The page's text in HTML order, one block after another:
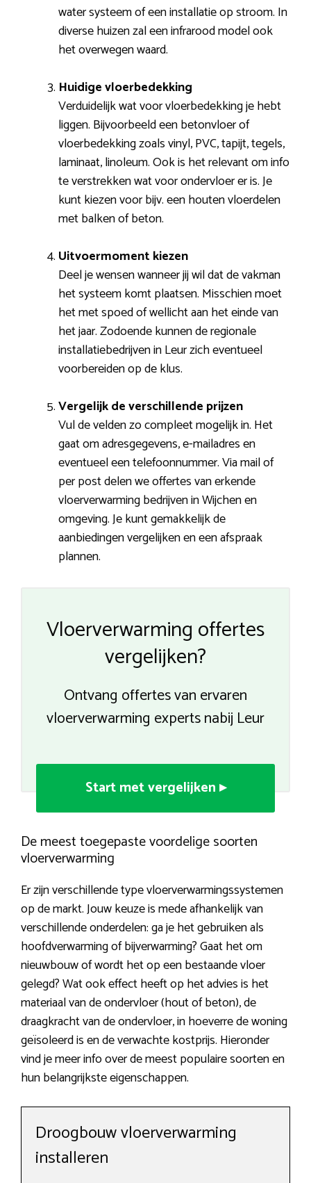
water systeem of een installatie op stroom. In
diverse huizen zal een infrarood model ook
het overwegen waard.
Huidige vloerbedekking
Verduidelijk wat voor vloerbedekking je hebt
liggen. Bijvoorbeeld een betonvloer of
vloerbedekking zoals vinyl, PVC, tapijt, tegels,
laminaat, linoleum. Ook is het relevant om info
te verstrekken wat voor ondervloer er is. Je
kunt kiezen voor bijv. een houten vloerdelen
met balken of beton.
Uitvoermoment kiezen
Deel je wensen wanneer jij wil dat de vakman
het systeem komt plaatsen. Misschien moet
het met spoed of wellicht aan het einde van
het jaar. Zodoende kunnen de regionale
installatiebedrijven in Leur zich eventueel
voorbereiden op de klus.
Vergelijk de verschillende prijzen
Vul de velden zo compleet mogelijk in. Het
gaat om adresgegevens, e-mailadres en
eventueel een telefoonnummer. Via mail of
per post delen we offertes van erkende
vloerverwarming bedrijven in Wijchen en
omgeving. Je kunt gemakkelijk de
aanbiedingen vergelijken en een afspraak
plannen.
Vloerverwarming offertes
vergelijken?
Ontvang offertes van ervaren
vloerverwarming experts nabij Leur
Start met vergelijken ▸
De meest toegepaste voordelige soorten
vloerverwarming
Er zijn verschillende type vloerverwarmingssystemen
op de markt. Jouw keuze is mede afhankelijk van
verschillende onderdelen: ga je het gebruiken als
hoofdverwarming of bijverwarming? Gaat het om
nieuwbouw of wordt het op een bestaande vloer
gelegd? Wat ook effect heeft op het advies is het
materiaal van de ondervloer (hout of beton), de
draagkracht van de ondervloer, in hoeverre de woning
geïsoleerd is en de verwachte kostprijs. Hieronder
vind je meer info over de meest populaire soorten en
hun belangrijkste eigenschappen.
Droogbouw vloerverwarming
installeren